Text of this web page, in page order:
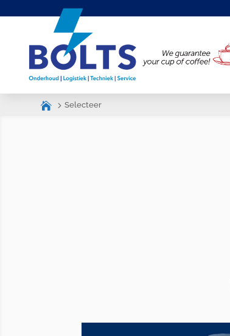
Selecteer